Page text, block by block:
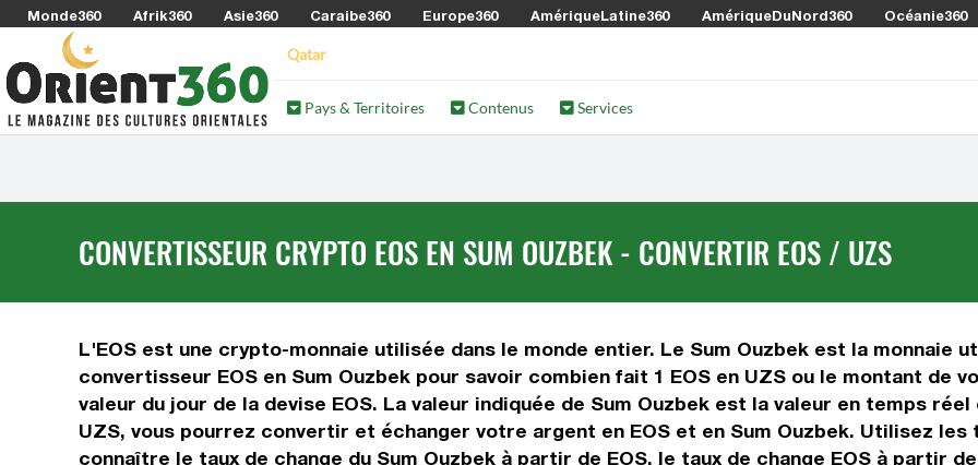
Monde360 Afrik360 Asie360 Caraibe360 Europe360 AmériqueLatine360 AmériqueDuNord360 Océanie360
Qatar
Pays & Territoires Contenus Services
CONVERTISSEUR CRYPTO EOS EN SUM OUZBEK - CONVERTIR EOS / UZS
L'EOS est une crypto-monnaie utilisée dans le monde entier. Le Sum Ouzbek est la monnaie
convertisseur EOS en Sum Ouzbek pour savoir combien fait 1 EOS en UZS ou le montant de
valeur du jour de la devise EOS. La valeur indiquée de Sum Ouzbek est la valeur en temps
UZS, vous pourrez convertir et échanger votre argent en EOS et en Sum Ouzbek. Utilisez les
connaître le taux de change du Sum Ouzbek à partir de EOS, le taux de change EOS à partir